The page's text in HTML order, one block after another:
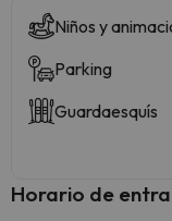
Niños y
Parking
Guardaesquís
Horario de